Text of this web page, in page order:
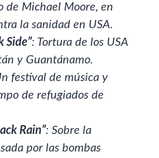
de Michael Moore, en
la sanidad en USA.
Side”: Tortura de los USA
y Guantánamo.
festival de música y
de refugiados de
Rain”: Sobre la
por las bombas